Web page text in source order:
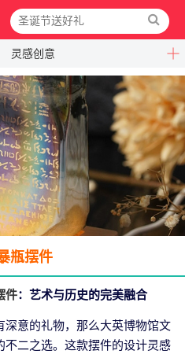
灵感创意
瓶摆件
件：艺术与历史的完美融合
意的礼物，那么大英博物馆文
二之选。这款摆件的设计灵感